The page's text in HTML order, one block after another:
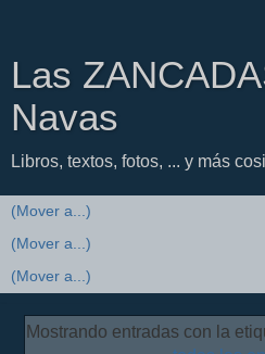
Las
Navas
Libros, textos, fotos, ... y más
Mostrando entradas con la